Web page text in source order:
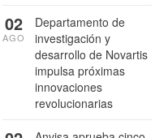
Departamento de
investigación y
desarrollo de Novartis
impulsa próximas
innovaciones
revolucionarias
02
AGO